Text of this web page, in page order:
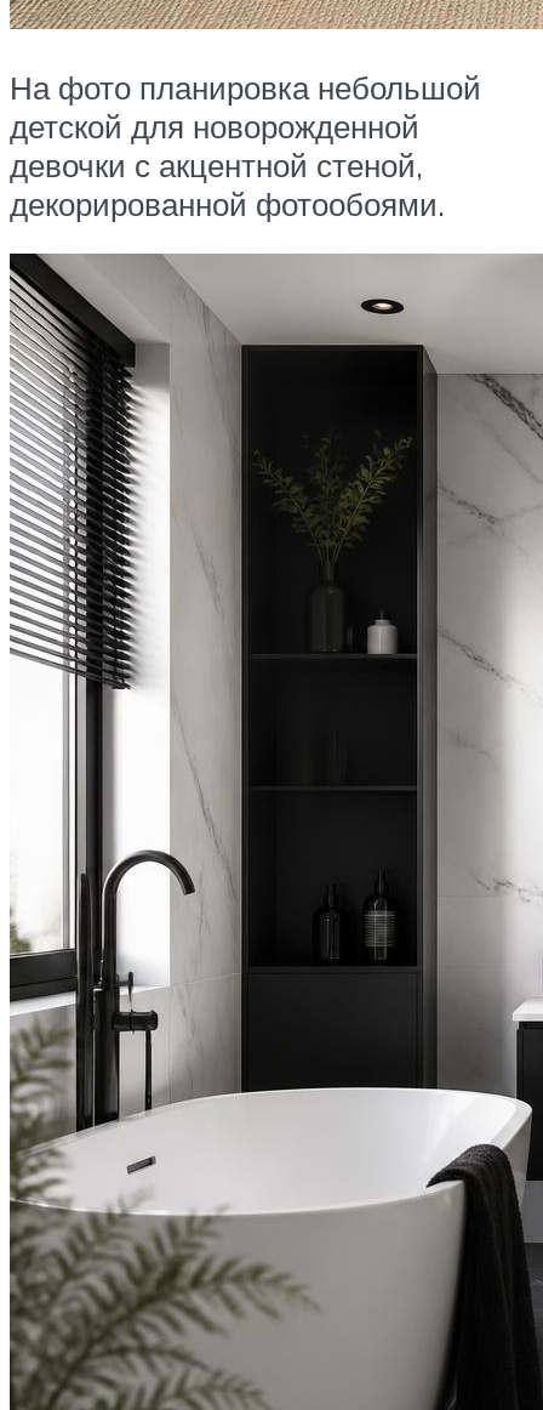
На фото планировка небольшой
детской для новорожденной
девочки с акцентной стеной,
декорированной фотообоями.